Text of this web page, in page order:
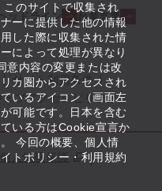
のサイトで収集され
ーに提供した他の情報
した際に収集された情
によって処理が異なり
意内容の変更または改
カ圏からアクセスされ
いるアイコン（画面左
可能です。日本を含む
いる方はCookie宣言か
今回の概要、個人情
トポリシー・利用規約
ッドライン
起業支援
サイト利用条件
ェブアクセシビリティ
個人情報保護